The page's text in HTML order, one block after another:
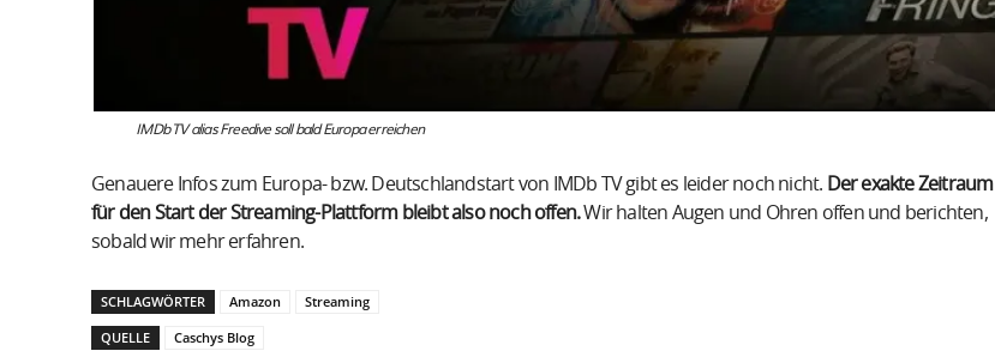
IMDb TV alias Freedive soll bald Europa erreichen
Genauere Infos zum Europa- bzw. Deutschlandstart von IMDb TV gibt es leider noch nicht. Der exakte Zeitraum
für den Start der Streaming-Plattform bleibt also noch offen.Wir halten Augen und Ohren offen und berichten,
sobald wir mehr erfahren.
SCHLAGWÖRTER Amazon
Streaming
QUELLE
Caschys Blog